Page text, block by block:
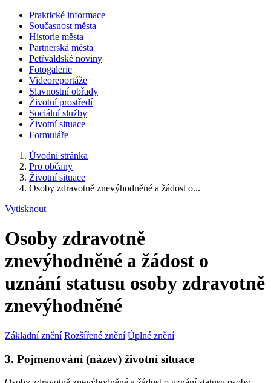
Praktické informace
Současnost města
Historie města
Partnerská města
Petřvaldské noviny
Fotogalerie
Videoreportáže
Slavnostní obřady
Životní prostředí
Sociální služby
Životní situace
Formuláře
Úvodní stránka
Pro občany
Životní situace
Osoby zdravotně znevýhodněné a žádost o...
Vytisknout
Osoby zdravotně
znevýhodněné a žádost o
uznání statusu osoby zdravotně
znevýhodněné
Základní znění Rozšířené znění Úplné znění
3. Pojmenování (název) životní situace